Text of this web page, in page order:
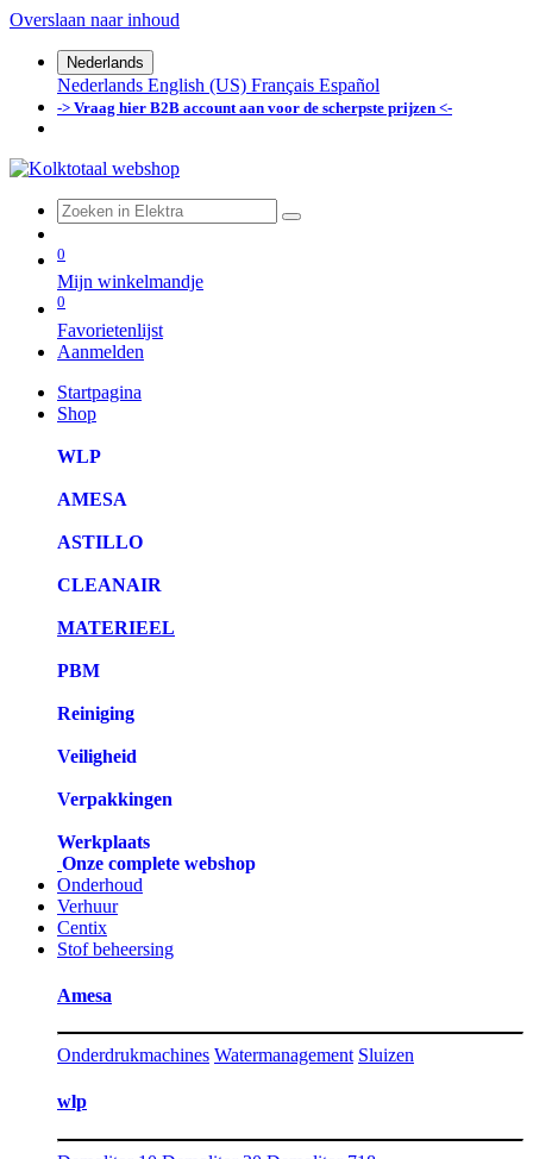
Overslaan naar inhoud
Nederlands
Nederlands English (US) Français Español
-> Vraag hier B2B account aan voor de scherpste prijzen <-
0
Mijn winkelmandje
0
Favorietenlijst
Aanmelden
Startpagina
Shop
WLP
AMESA
ASTILLO
CLEANAIR
MATERIEEL
PBM
Reiniging
Veiligheid
Verpakkingen
Werkplaats
Onze complete webshop
Onderhoud
Verhuur
Centix
Stof beheersing
Amesa
Onderdrukmachines Watermanagement Sluizen
wlp